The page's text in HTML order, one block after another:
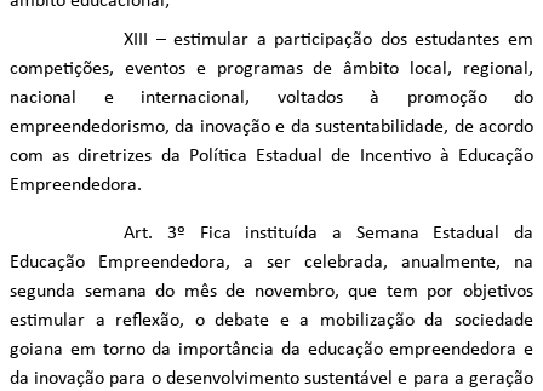
XIII – estimular a participação dos estudantes em
competições, eventos e programas de âmbito local, regional,
nacional e internacional, voltados à promoção do
empreendedorismo, da inovação e da sustentabilidade, de acordo
com as diretrizes da Política Estadual de Incentivo à Educação
Empreendedora.
Art. 3º Fica instituída a Semana Estadual da
Educação Empreendedora, a ser celebrada, anualmente, na
segunda semana do mês de novembro, que tem por objetivos
estimular a reflexão, o debate e a mobilização da sociedade
goiana em torno da importância da educação empreendedora e
da inovação para o desenvolvimento sustentável e para a geração